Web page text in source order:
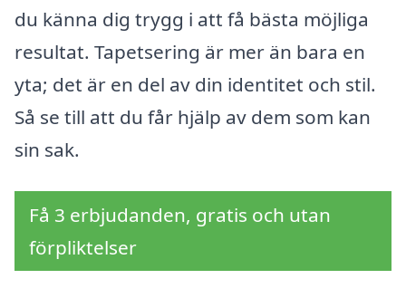
du känna dig trygg i att få bästa möjliga
resultat. Tapetsering är mer än bara en
yta; det är en del av din identitet och stil.
Så se till att du får hjälp av dem som kan
sin sak.
Få 3 erbjudanden, gratis och utan
förpliktelser